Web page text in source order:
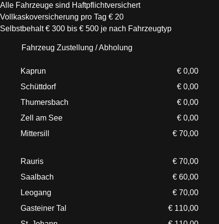
Alle Fahrzeuge sind Haftpflichtversichert
Vollkaskoversicherung pro Tag € 20
Selbstbehalt € 300 bis € 500 je nach Fahrzeugtyp
Fahrzeug Zustellung / Abholung
Kaprun
€ 0,00
Schüttdorf
€ 0,00
Thumersbach
€ 0,00
Zell am See
€ 0,00
Mittersill
€ 70,00
Rauris
€ 70,00
Saalbach
€ 60,00
Leogang
€ 70,00
Gasteiner Tal
€ 110,00